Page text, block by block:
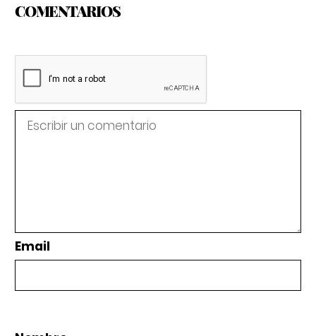
COMENTARIOS
Email